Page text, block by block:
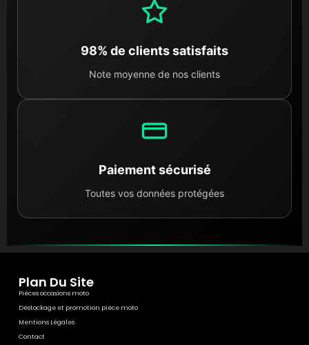
98% de clients satisfaits
Note moyenne de nos clients
Paiement sécurisé
Toutes vos données protégées
Plan Du Site
Pièces occasions moto
Déstockage et promotion pièce moto
Mentions Légales
Contact